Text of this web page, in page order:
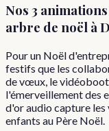
Nos 3
arbre de noël à
Pour un Noël
festifs que les
de vœux, le
l'émerveillement des
d'or audio capture les
enfants au Père Noël.